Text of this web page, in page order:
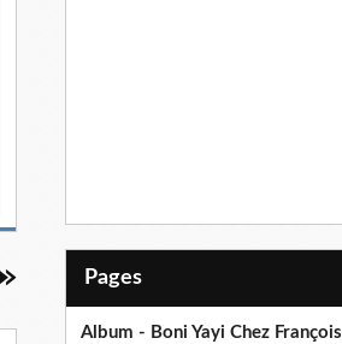
Pages
Album - Boni Yayi Chez François